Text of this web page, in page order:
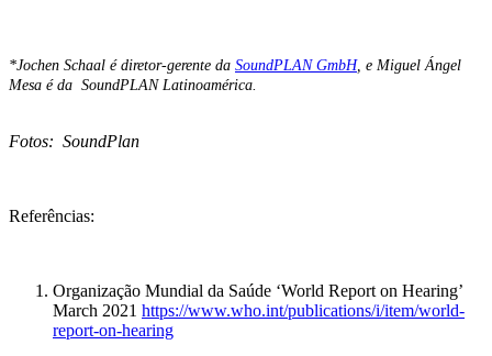
*Jochen Schaal é diretor-gerente da SoundPLAN GmbH, e Miguel Ángel
Mesa é da SoundPLAN Latinoamérica.
Fotos: SoundPlan
Referências:
Organização Mundial da Saúde ‘World Report on Hearing’
March 2021 https://www.who.int/publications/i/item/world-
report-on-hearing